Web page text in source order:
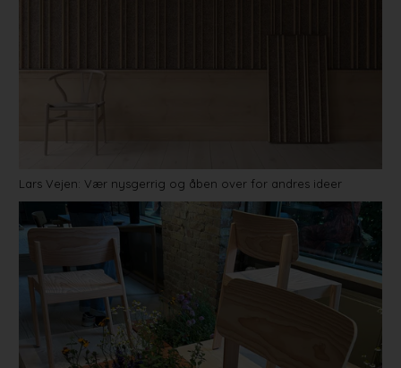
Lars Vejen: Vær nysgerrig og åben over for andres ideer